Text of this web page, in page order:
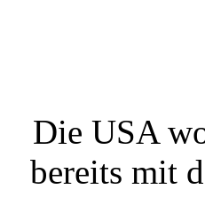
Die USA
bereits mit